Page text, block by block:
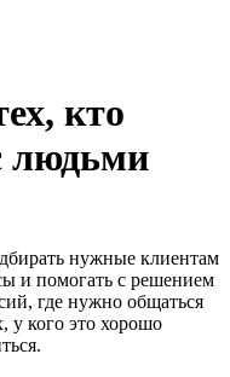
кто
людьми
нужные клиентам
и помогать с решением
где нужно общаться
у кого это хорошо